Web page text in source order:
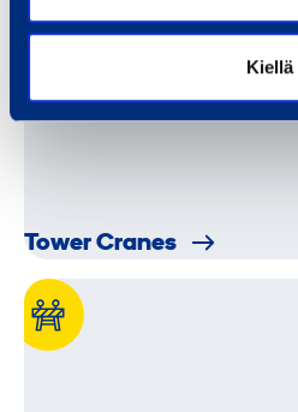
Kiellä
Telecommu­ni­cation tools
Tower Cranes